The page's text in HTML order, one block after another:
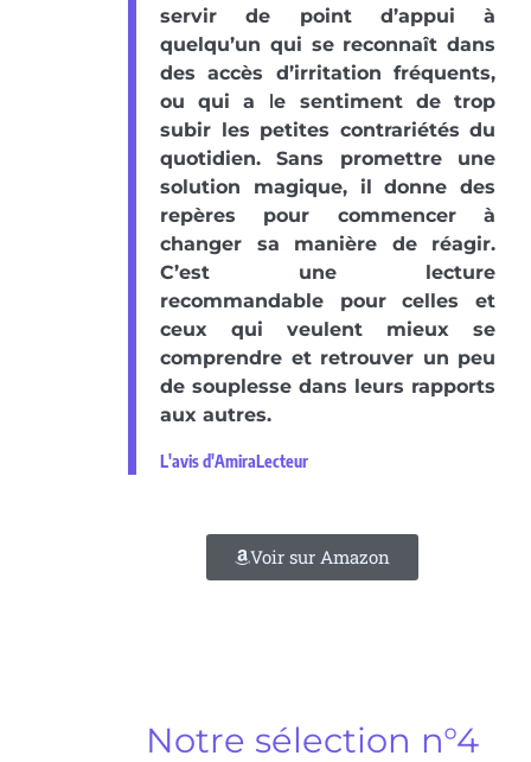
servir de point d’appui à
quelqu’un qui se reconnaît dans
des accès d’irritation fréquents,
ou qui a le sentiment de trop
subir les petites contrariétés du
quotidien. Sans promettre une
solution magique, il donne des
repères pour commencer à
changer sa manière de réagir.
C’est une lecture
recommandable pour celles et
ceux qui veulent mieux se
comprendre et retrouver un peu
de souplesse dans leurs rapports
aux autres.
L'avis d'AmiraLecteur
Voir sur Amazon
Notre sélection n°4